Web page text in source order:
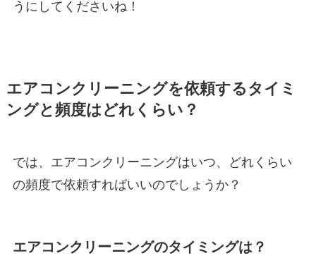
うにしてくださいね！
エアコンクリーニングを依頼するタイミ
ングと頻度はどれくらい？
では、エアコンクリーニングはいつ、どれくらい
の頻度で依頼すればいいのでしょうか？
エアコンクリーニングのタイミングは？